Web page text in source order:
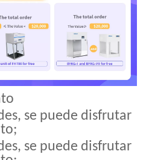
se puede disfrutar
se puede disfrutar